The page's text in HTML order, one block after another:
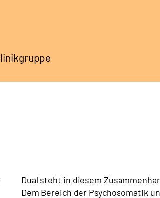
Dual steht in diesem
Dem Bereich der Psychosomatik